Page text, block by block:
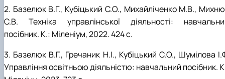
2. Базелюк В.Г., Кубіцький С.О., Михайліченко М.В.,
С.В. Техніка управлінської діяльності:
посібник. К.: Міленіум, 2022. 424 с.
3. Базелюк В.Г., Гречаник Н.І., Кубіцький С.О., Шумілова
Управління освітньою діяльністю: навчальний посібник.